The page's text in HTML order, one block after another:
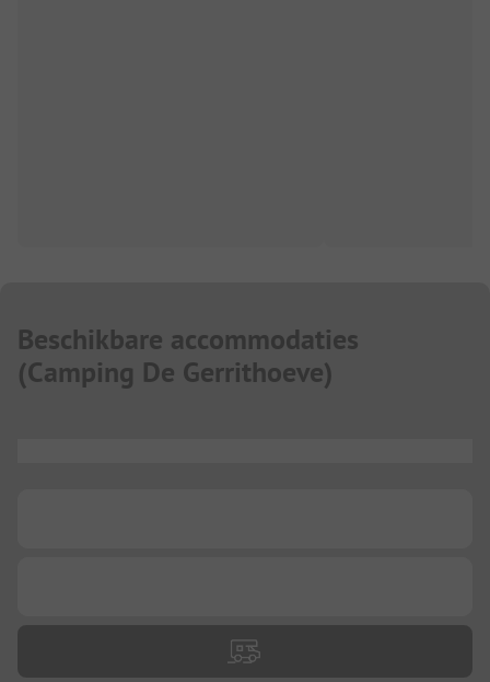
Beschikbare accommodaties
(Camping De Gerrithoeve)